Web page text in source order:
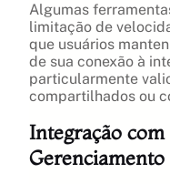
Algumas
limitação de
que usuários
de sua conexão à
particularmente
compartilhados ou
Integração com
Gerenciamento